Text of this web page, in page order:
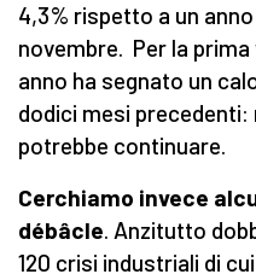
4,3% rispetto a un
novembre. Per la
anno ha segnato un
dodici mesi precedenti:
potrebbe continuare.
Cerchiamo invece
débâcle. Anzitutto
120 crisi industriali di